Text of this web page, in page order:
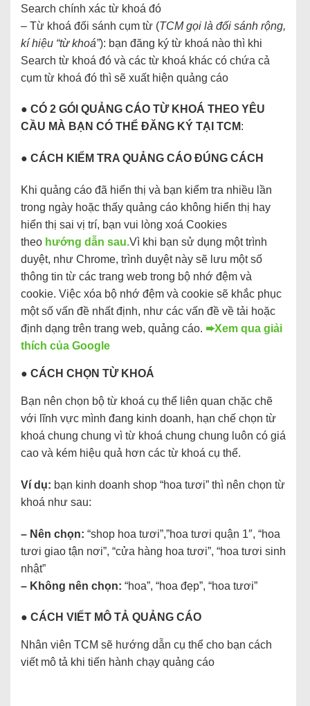
Search chính xác từ khoá đó
– Từ khoá đối sánh cụm từ (TCM gọi là đối sánh rộng,
kí hiệu “từ khoá”): bạn đăng ký từ khoá nào thì khi
Search từ khoá đó và các từ khoá khác có chứa cả
cụm từ khoá đó thì sẽ xuất hiện quảng cáo
● CÓ 2 GÓI QUẢNG CÁO TỪ KHOÁ THEO YÊU
CẦU MÀ BẠN CÓ THỂ ĐĂNG KÝ TẠI TCM:
● CÁCH KIỂM TRA QUẢNG CÁO ĐÚNG CÁCH
Khi quảng cáo đã hiển thị và bạn kiểm tra nhiều lần
trong ngày hoặc thấy quảng cáo không hiển thị hay
hiển thị sai vị trí, bạn vui lòng xoá Cookies
theo hướng dẫn sau.Vì khi bạn sử dụng một trình
duyệt, như Chrome, trình duyệt này sẽ lưu một số
thông tin từ các trang web trong bộ nhớ đệm và
cookie. Việc xóa bộ nhớ đệm và cookie sẽ khắc phục
một số vấn đề nhất định, như các vấn đề về tải hoặc
định dạng trên trang web, quảng cáo. ➨Xem qua giải
thích của Google
● CÁCH CHỌN TỪ KHOÁ
Bạn nên chọn bộ từ khoá cụ thể liên quan chặc chẽ
với lĩnh vực mình đang kinh doanh, hạn chế chọn từ
khoá chung chung vì từ khoá chung chung luôn có giá
cao và kém hiệu quả hơn các từ khoá cụ thể.
Ví dụ: bạn kinh doanh shop “hoa tươi” thì nên chọn từ
khoá như sau:
– Nên chọn: “shop hoa tươi”,”hoa tươi quận 1″, “hoa
tươi giao tận nơi”, “cửa hàng hoa tươi”, “hoa tươi sinh
nhật”
– Không nên chọn: “hoa”, “hoa đẹp”, “hoa tươi”
● CÁCH VIẾT MÔ TẢ QUẢNG CÁO
Nhân viên TCM sẽ hướng dẫn cụ thể cho bạn cách
viết mô tả khi tiến hành chạy quảng cáo